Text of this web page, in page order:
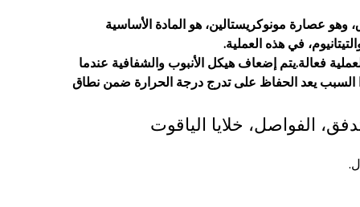
وهو عصارة مونوكريستالين، هو المادة الأساسية
في هذه العملية.
فعالة.يتم إضعاف هيكل الأنبوب والشفافية عندما
السبب يعد الحفاظ على تدرج درجة الحرارة ضمن نطاق
الفواصل، خلايا الياقوت